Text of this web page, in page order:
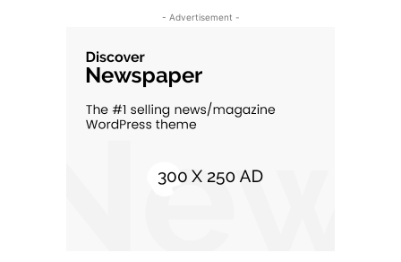
- Advertisement -